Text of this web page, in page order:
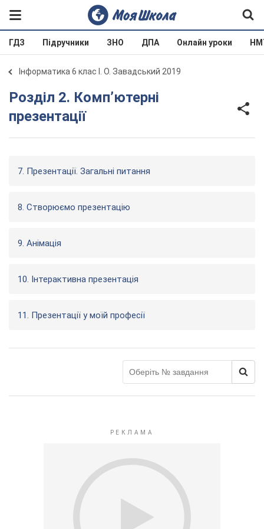
ГДЗ Підручники ЗНО ДПА Онлайн уроки
Інформатика 6 клас І. О. Завадський 2019
Розділ 2. Комп’ютерні
презентації
7. Презентації. Загальні питання
8. Створюємо презентацію
9. Анімація
10. Інтерактивна презентація
11. Презентації у моїй професії